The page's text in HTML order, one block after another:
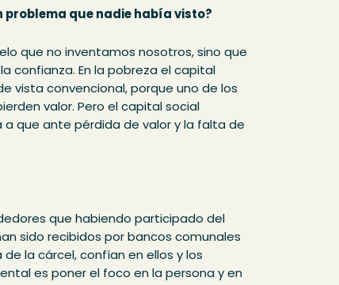
que nadie había visto?
que no inventamos nosotros, sino que
confianza. En la pobreza el capital
vista convencional, porque uno de los
valor. Pero el capital social
que ante pérdida de valor y la falta de
que habiendo participado del
sido recibidos por bancos comunales
la cárcel, confían en ellos y los
es poner el foco en la persona y en